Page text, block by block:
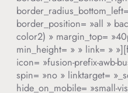
border_position= »all »
color2) » margin_top=
min_height= » » link= »
icon= »fusion-prefix-awb-
spin= »no » linktarget=
hide_on_mobile= »small-